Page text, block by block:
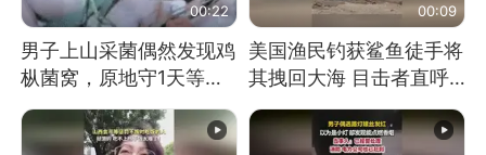
00:22
男子上山采菌偶然发现鸡
枞菌窝，原地守1天等它
长大：挖了140多朵
00:09
美国渔民钓获鲨鱼徒手将
其拽回大海 目击者直呼
震惊 （视频来源：参考
消息）